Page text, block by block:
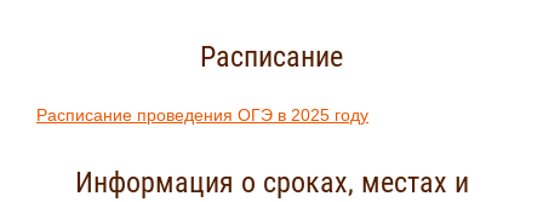
Расписание
Расписание проведения ОГЭ в 2025 году
Информация о сроках, местах и